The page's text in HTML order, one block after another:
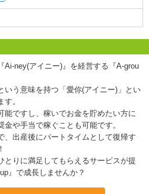
Ai-ney(アイニー)』を経営する『A-grou
いう意味を持つ「愛你(アイニー)」とい
。
能ですし、稼いでお金を貯めたい方に
や手当で稼ぐことも可能です。
、出産後にパートタイムとして復帰す
とりに満足してもらえるサービスが提
』で成長しませんか？